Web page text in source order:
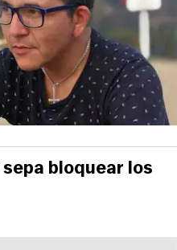
bloquear los